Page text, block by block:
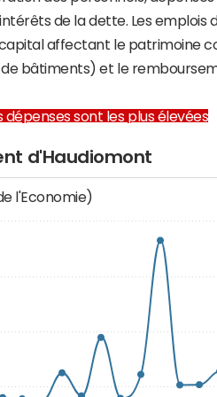
de la dette. Les emplois
affectant le patrimoine
bâtiments) et le
dépenses sont les plus élevées
d'Haudiomont
l'Economie)